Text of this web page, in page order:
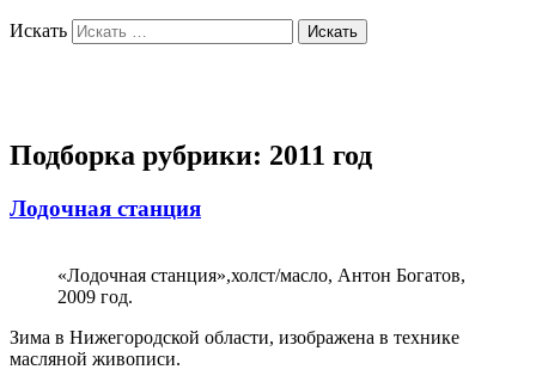
Искать
Подборка рубрики: 2011 год
Лодочная станция
«Лодочная станция»,холст/масло, Антон Богатов,
2009 год.
Зима в Нижегородской области, изображена в технике
масляной живописи.